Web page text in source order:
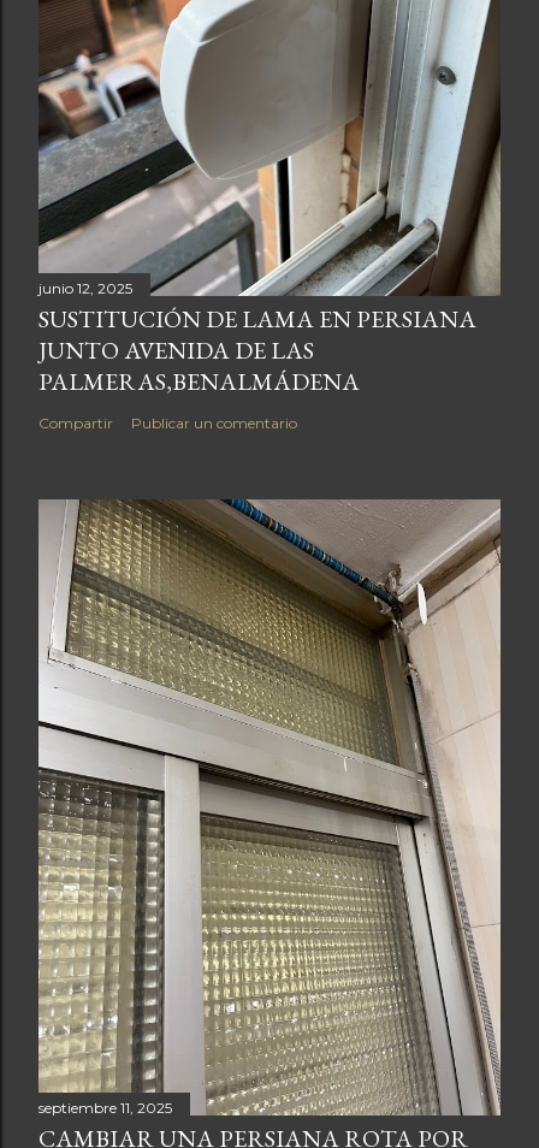
junio 12, 2025
SUSTITUCIÓN DE LAMA EN PERSIANA
JUNTO AVENIDA DE LAS
PALMERAS,BENALMÁDENA
Compartir Publicar un comentario
septiembre 11, 2025
CAMBIAR UNA PERSIANA ROTA POR